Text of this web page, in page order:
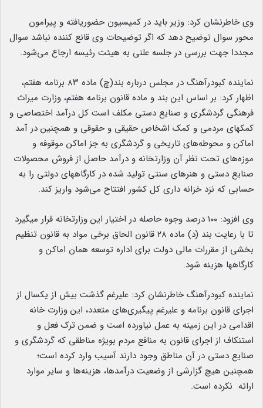
وی خاطرنشان کرد: وزیر باید در کمیسیون حضوریافته و پیرامون
محور سوال توضیح دهد که اگر توضیحات وی قانع کننده نباشد سوال
مجددا جهت بررسی در جلسه علنی به هیئت رئیسه ارجاع می‌شود.
نماینده کبودرآهنگ در مجلس درباره بند(چ) ماده ۸۳ برنامه هفتم،
اظهار کرد: بر اساس این بند و ماده قانون برنامه هفتم، وزارت میراث
فرهنگی گردشگری و صنایع دستی مکلف است کل درآمد اختصاصی و
کمکهای مردمی و کمک اشخاص حقیقی و حقوقی و همچنین در آمد
اماکن و محوطه‌های تاریخی و گردشگری به جز اماکن موقوفه و
موزه‌های تحت نظر آن وزارتخانه و درآمد حاصل از فروش محصولات
صنایع دستی و هنرهای سنتی تولید شده در کارگاههای دولتی را به
حسابی که نزد خزانه داری کل کشور افتتاح می‌شود واریز کند.
وی افزود: ۱۰۰ درصد وجوه حاصله در اختیار این وزارتخانه قرار میگیرد
تا با رعایت بند (د) ماده ۲۸ قانون الحاق برخی مواد به قانون تنظیم
بخشی از مقررات مالی دولت برای اداره توسعه همان اماکن و
کارگاهها هزینه شود.
نماینده کبودرآهنگ خاطرنشان کرد: علیرغم گذشت بیش از یکسال از
اجرای قانون برنامه و علیرغم پیگیری‌های متعدد، این وزارت خانه
اقدامی در این زمینه به عمل نیاورده است و ضمن ترک فعل و
استنکاف از اجرای قانون به منافع مردم بویژه مناطقی که گردشگری و
صنایع دستی در آن مناطق وجود دارند آسیب وارد کرده است؛
همچنین هیچ گزارشی از وضعیت درآمدها، هزینه‌ها و سایر موارد
ارائه نکرده است.